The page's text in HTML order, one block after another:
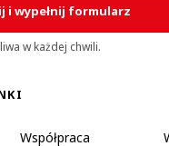
i wypełnij formularz
w każdej chwili.
Współpraca